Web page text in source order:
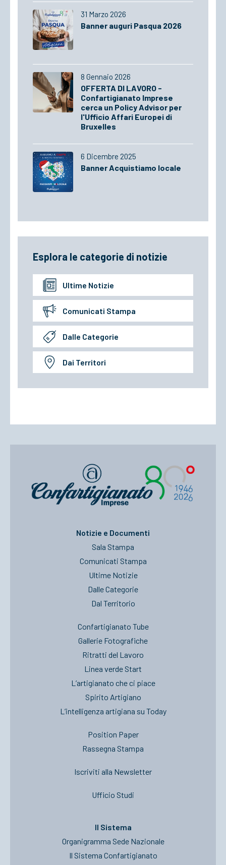
31 Marzo 2026
Banner auguri Pasqua 2026
8 Gennaio 2026
OFFERTA DI LAVORO -
Confartigianato Imprese
cerca un Policy Advisor per
l'Ufficio Affari Europei di
Bruxelles
6 Dicembre 2025
Banner Acquistiamo locale
Esplora le categorie di notizie
Ultime Notizie
Comunicati Stampa
Dalle Categorie
Dai Territori
Notizie e Documenti
Sala Stampa
Comunicati Stampa
Ultime Notizie
Dalle Categorie
Dal Territorio
Confartigianato Tube
Gallerie Fotografiche
Ritratti del Lavoro
Linea verde Start
L’artigianato che ci piace
Spirito Artigiano
L’intelligenza artigiana su Today
Position Paper
Rassegna Stampa
Iscriviti alla Newsletter
Ufficio Studi
Il Sistema
Organigramma Sede Nazionale
Il Sistema Confartigianato